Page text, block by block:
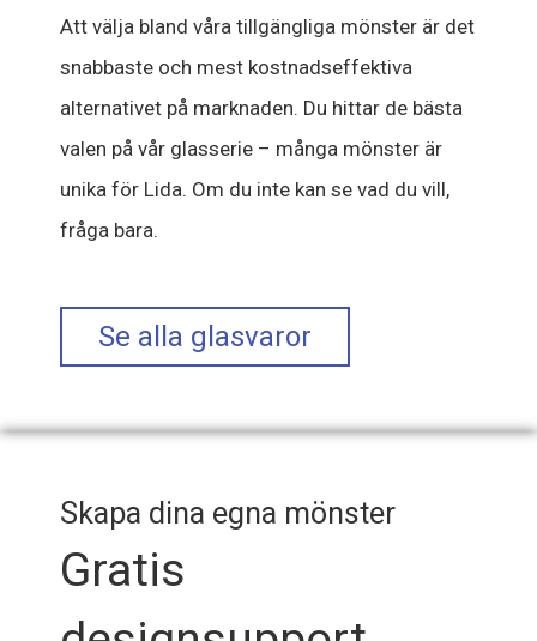
Att välja bland våra tillgängliga mönster är det
snabbaste och mest kostnadseffektiva
alternativet på marknaden. Du hittar de bästa
valen på vår glasserie – många mönster är
unika för Lida. Om du inte kan se vad du vill,
fråga bara.
Se alla glasvaror
Skapa dina egna mönster
Gratis